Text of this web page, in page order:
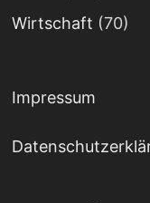
Wirtschaft (70)
Impressum